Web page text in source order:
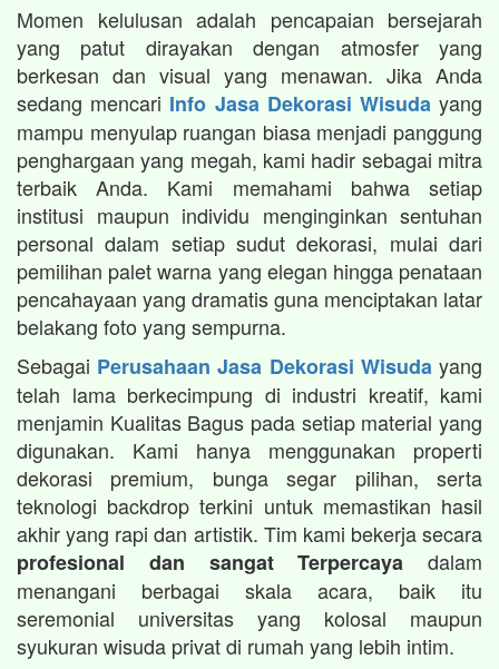
Momen kelulusan adalah pencapaian bersejarah
yang patut dirayakan dengan atmosfer yang
berkesan dan visual yang menawan. Jika Anda
sedang mencari Info Jasa Dekorasi Wisuda yang
mampu menyulap ruangan biasa menjadi panggung
penghargaan yang megah, kami hadir sebagai mitra
terbaik Anda. Kami memahami bahwa setiap
institusi maupun individu menginginkan sentuhan
personal dalam setiap sudut dekorasi, mulai dari
pemilihan palet warna yang elegan hingga penataan
pencahayaan yang dramatis guna menciptakan latar
belakang foto yang sempurna.
Sebagai Perusahaan Jasa Dekorasi Wisuda yang
telah lama berkecimpung di industri kreatif, kami
menjamin Kualitas Bagus pada setiap material yang
digunakan. Kami hanya menggunakan properti
dekorasi premium, bunga segar pilihan, serta
teknologi backdrop terkini untuk memastikan hasil
akhir yang rapi dan artistik. Tim kami bekerja secara
profesional dan sangat Terpercaya dalam
menangani berbagai skala acara, baik itu
seremonial universitas yang kolosal maupun
syukuran wisuda privat di rumah yang lebih intim.